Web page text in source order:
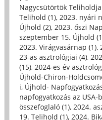
Nagycsütörtök
Telihold (1), 2023. nyári
Újhold (2), 2023. őszi
szeptember 15. Újhold
2023. Virágvasárnap (1),
23-as asztrológiai (4),
(15), 2024-es év
Újhold-Chiron-
i, Újhold-
napfogyatkozás az USA-
összefoglaló (1), 2024.
19. Telihold (1), 2024.